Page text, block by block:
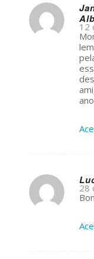
s
ays:
12
s
ays:
28